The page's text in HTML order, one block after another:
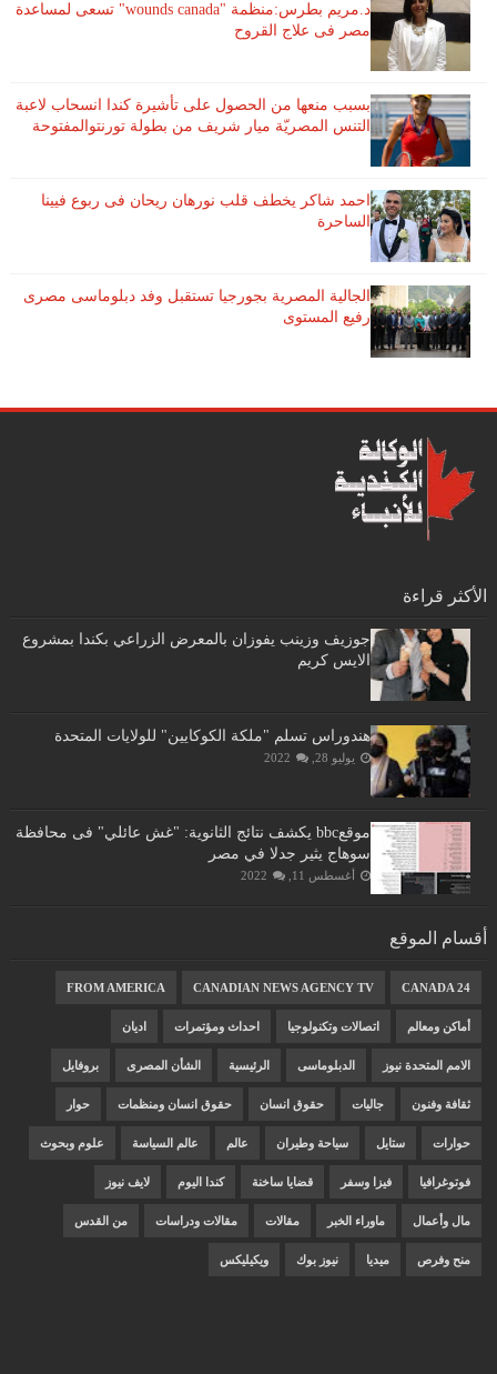
د.مريم بطرس:منظمة "wounds canada" تسعى لمساعدة
مصر فى علاج القروح
بسبب منعها من الحصول على تأشيرة كندا انسحاب لاعبة ​
التنس​ المصريّة ​ميار شريف​ من بطولة ​تورنتو​المفتوحة
احمد شاكر يخطف قلب نورهان ريحان فى ربوع فيينا
الساحرة
الجالية المصرية بجورجيا تستقبل وفد دبلوماسى مصرى
رفيع المستوى
الأكثر قراءة
جوزيف وزينب يفوزان بالمعرض الزراعي بكندا بمشروع
الايس كريم
هندوراس تسلم "ملكة الكوكايين" للولايات المتحدة
يوليو 28, 2022
موقعbbc يكشف نتائج الثانوية: "غش عائلي" فى محافظة
سوهاج يثير جدلا في مصر
أغسطس 11, 2022
أقسام الموقع
CANADA 24
CANADIAN NEWS AGENCY TV
FROM AMERICA
أماكن ومعالم اتصالات وتكنولوجيا احداث ومؤتمرات اديان
الامم المتحدة نيوز الدبلوماسى الرئيسية الشأن المصرى بروفايل
ثقافة وفنون جاليات حقوق انسان حقوق انسان ومنظمات حوار
حوارات ستايل سياحة وطيران عالم عالم السياسة علوم وبحوث
فوتوغرافيا فيزا وسفر قضايا ساخنة كندا اليوم لايف نيوز
مال وأعمال ماوراء الخبر مقالات مقالات ودراسات من القدس
منح وفرص ميديا نيوز بوك ويكيليكس